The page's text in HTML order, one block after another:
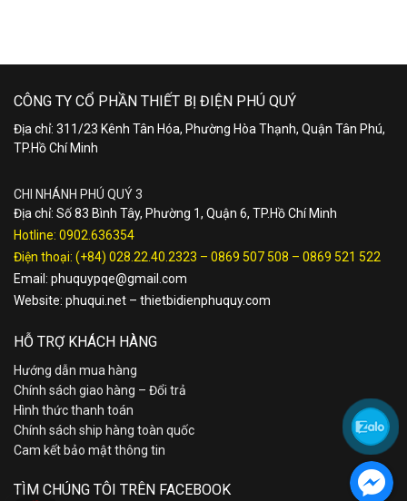
CÔNG TY CỔ PHẦN THIẾT BỊ ĐIỆN PHÚ QUÝ
Địa chỉ: 311/23 Kênh Tân Hóa, Phường Hòa Thạnh, Quận Tân Phú,
TP.Hồ Chí Minh
CHI NHÁNH PHÚ QUÝ 3
Địa chỉ: Số 83 Bình Tây, Phường 1, Quận 6, TP.Hồ Chí Minh
Hotline: 0902.636354
Điện thoại: (+84) 028.22.40.2323 – 0869 507 508 – 0869 521 522
Email: phuquypqe@gmail.com
Website: phuqui.net – thietbidienphuquy.com
HỖ TRỢ KHÁCH HÀNG
Hướng dẫn mua hàng
Chính sách giao hàng – Đổi trả
Hình thức thanh toán
Chính sách ship hàng toàn quốc
Cam kết bảo mật thông tin
TÌM CHÚNG TÔI TRÊN FACEBOOK